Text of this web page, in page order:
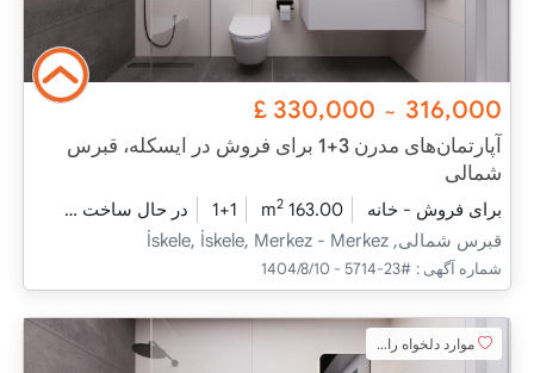
316,000
~
330,000
£
آپارتمان‌های مدرن 3+1 برای فروش در ایسکله، قبرس
شمالی
برای فروش - خانه 163.00 m
2
1+1 در حال ساخت
قبرس شمالی, İskele, İskele, Merkez - Merkez
شماره آگهی : #23-5714 - 1404/8/10
موارد دلخواه را اضافه کنید